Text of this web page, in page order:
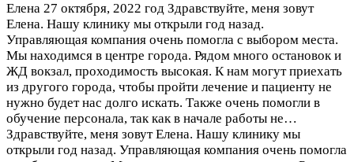
Елена 27 октября, 2022 год Здравствуйте, меня зовут
Елена. Нашу клинику мы открыли год назад.
Управляющая компания очень помогла с выбором места.
Мы находимся в центре города. Рядом много остановок и
ЖД вокзал, проходимость высокая. К нам могут приехать
из другого города, чтобы пройти лечение и пациенту не
нужно будет нас долго искать. Также очень помогли в
обучение персонала, так как в начале работы не…
Здравствуйте, меня зовут Елена. Нашу клинику мы
открыли год назад. Управляющая компания очень помогла